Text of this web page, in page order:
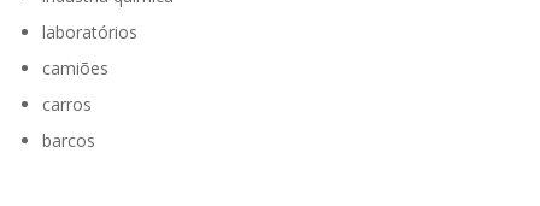
laboratórios
camiões
carros
barcos